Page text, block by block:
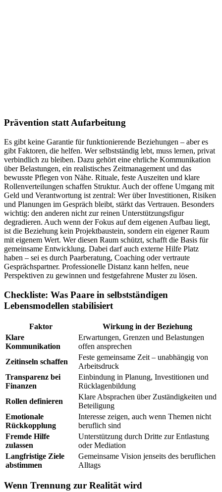
Prävention statt Aufarbeitung
Es gibt keine Garantie für funktionierende Beziehungen – aber es
gibt Faktoren, die helfen. Wer selbstständig lebt, muss lernen, privat
verbindlich zu bleiben. Dazu gehört eine ehrliche Kommunikation
über Belastungen, ein realistisches Zeitmanagement und das
bewusste Pflegen von Nähe. Rituale, feste Auszeiten und klare
Rollenverteilungen schaffen Struktur. Auch der offene Umgang mit
Geld und Verantwortung ist zentral: Wer über Investitionen, Risiken
und Planungen im Gespräch bleibt, stärkt das Vertrauen. Besonders
wichtig: den anderen nicht zur reinen Unterstützungsfigur
degradieren. Auch wenn der Fokus auf dem eigenen Aufbau liegt,
ist die Beziehung kein Projektbaustein, sondern ein eigener Raum
mit eigenem Wert. Wer diesen Raum schützt, schafft die Basis für
gemeinsame Entwicklung. Dabei darf auch externe Hilfe Platz
haben – sei es durch Paarberatung, Coaching oder vertraute
Gesprächspartner. Professionelle Distanz kann helfen, neue
Perspektiven zu gewinnen und festgefahrene Muster zu lösen.
Checkliste: Was Paare in selbstständigen
Lebensmodellen stabilisiert
Faktor
Wirkung in der Beziehung
Klare
Kommunikation
Erwartungen, Grenzen und Belastungen
offen ansprechen
Zeitinseln schaffen
Feste gemeinsame Zeit – unabhängig von
Arbeitsdruck
Transparenz bei
Finanzen
Einbindung in Planung, Investitionen und
Rücklagenbildung
Rollen definieren
Klare Absprachen über Zuständigkeiten und
Beteiligung
Emotionale
Rückkopplung
Interesse zeigen, auch wenn Themen nicht
beruflich sind
Fremde Hilfe
zulassen
Unterstützung durch Dritte zur Entlastung
oder Mediation
Langfristige Ziele
abstimmen
Gemeinsame Vision jenseits des beruflichen
Alltags
Wenn Trennung zur Realität wird